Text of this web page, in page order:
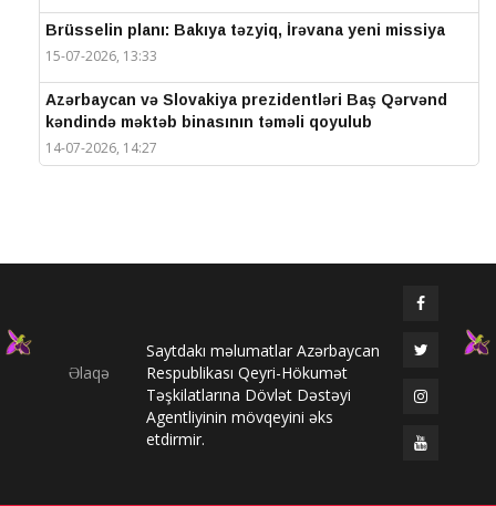
Brüsselin planı: Bakıya təzyiq, İrəvana yeni missiya
15-07-2026, 13:33
Azərbaycan və Slovakiya prezidentləri Baş Qərvənd
kəndində məktəb binasının təməli qoyulub
14-07-2026, 14:27
Prezidentlər Şuşada mətbuata bəyanatlarla çıxış
Elməddin Behbud: “IV Şuşa Qlobal Media Forumu
beynəlxalq media əməkdaşlığının nüfuzlu
platformasına çevrilib”
14-07-2026, 14:24
Əlaqə
Saytdakı məlumatlar Azərbaycan
Respublikası Qeyri-Hökumət
Təşkilatlarına Dövlət Dəstəyi
Agentliyinin mövqeyini əks
etdirmir.